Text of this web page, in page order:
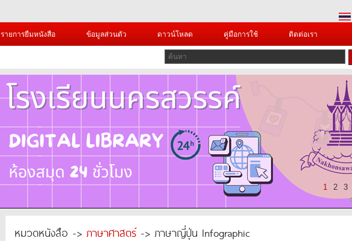
รายการยืมหนังสือ ข้อมูลส่วนตัว ดาวน์โหลด คู่มือการใช้ ติดต่อเรา
1 2 3
หมวดหนังสือ -> ภาษาศาสตร์-> ภาษาญี่ปุ่น Infographic